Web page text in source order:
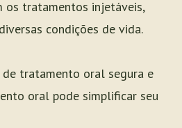
os tratamentos injetáveis,
condições de vida.
tratamento oral segura e
oral pode simplificar seu